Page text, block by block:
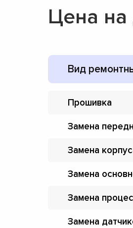
Цена на
Вид
Прошивка
Замена
Замена
Замена
Замена
Замена